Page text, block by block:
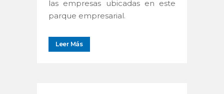
las empresas ubicadas en este
parque empresarial.
Leer Más